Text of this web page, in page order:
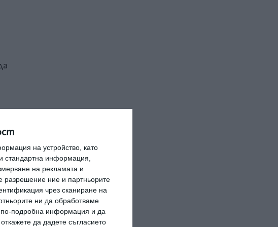
на устройство, като
стандартна информация,
на рекламата и
разрешение ние и партньорите
чрез сканиране на
ни да обработваме
по-подробна информация и да
да дадете съгласието